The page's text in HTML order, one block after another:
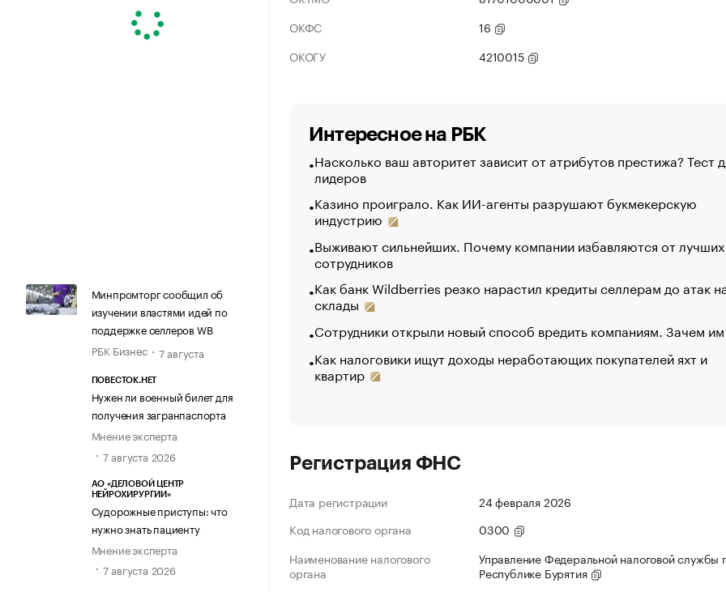
Минпромторг сообщил об
изучении властями идей по
поддержке селлеров WB
РБК Бизнес
7 августа
ПОВЕСТОК.НЕТ
Нужен ли военный билет для
получения загранпаспорта
Мнение эксперта
7 августа 2026
АО «ДЕЛОВОЙ ЦЕНТР
НЕЙРОХИРУРГИИ»
Судорожные приступы: что
нужно знать пациенту
Мнение эксперта
7 августа 2026
ОКФС
16
ОКОГУ
4210015
Интересное на РБК
Насколько ваш авторитет зависит от атрибутов престижа? Тест
лидеров
Казино проиграло. Как ИИ-агенты разрушают букмекерскую
индустрию
Выживают сильнейших. Почему компании избавляются от лучших
сотрудников
Как банк Wildberries резко нарастил кредиты селлерам до атак
склады
Сотрудники открыли новый способ вредить компаниям. Зачем
Как налоговики ищут доходы неработающих покупателей яхт и
квартир
Регистрация ФНС
Дата регистрации
24 февраля 2026
Код налогового органа
0300
Наименование налогового
органа
Управление Федеральной налоговой службы
Республике Бурятия